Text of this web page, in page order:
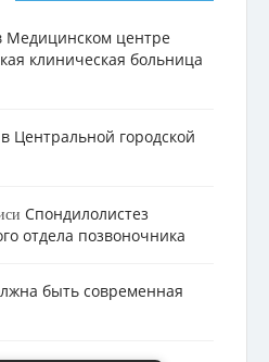
Медицинском центре
клиническая больница
Центральной городской
Cпондилолистез
отдела позвоночника
быть современная